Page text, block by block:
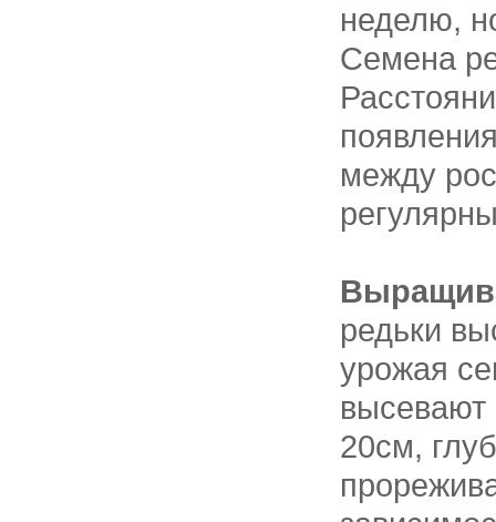
неделю,
Семена
между
редьки
урожая
20см,